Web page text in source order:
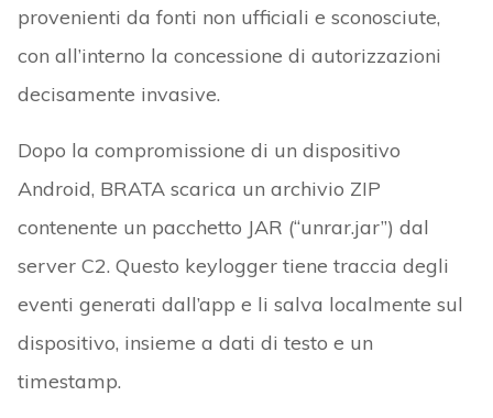
provenienti da fonti non ufficiali e sconosciute,
con all’interno la concessione di autorizzazioni
decisamente invasive.
Dopo la compromissione di un dispositivo
Android, BRATA scarica un archivio ZIP
contenente un pacchetto JAR (“unrar.jar”) dal
server C2. Questo keylogger tiene traccia degli
eventi generati dall’app e li salva localmente sul
dispositivo, insieme a dati di testo e un
timestamp.